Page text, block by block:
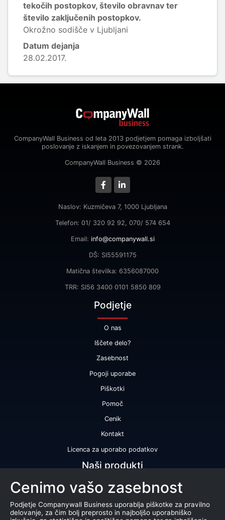
tekočih postopkov, število obravnav ter
število zaključenih postopkov.
Okrožno sodišče v Ljubljani
Datum dejanja
28.02.2017.
CompanyWall Business od leta 2013 podjetjem pomaga izboljšati
poslovanje z iskanjem in povezovanjem strank.
CompanyWall Business © 2026
Naslov: Kuzmičeva 7, 1000 Ljubljana
Telefon: 01/ 320 92 92, 070/ 574 654
Email: info@companywall.si
DŠ: SI55591175
Matična številka: 6356087000
TRR: SI56 3400 0101 5850 809
Podjetje
O nas
Iščete delo?
Zasebnost
Pogoji uporabe
Piškotki
Pomoč
Cenik
Kontakt
Licenca za uporabo podatkov
Naši produkti
Bonitetna ocena
Bonitetno poročilo
Certifikat bonitetne odličnosti
Cenimo vašo zasebnost
Podjetje Companywall Business uporablja piškotke za pravilno
delovanje, za čim bolj preprosto in najboljšo uporabniško